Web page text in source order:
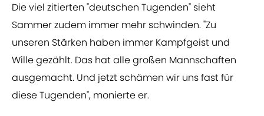
Die viel zitierten "deutschen Tugenden" sieht
Sammer zudem immer mehr schwinden. "Zu
unseren Stärken haben immer Kampfgeist und
Wille gezählt. Das hat alle großen Mannschaften
ausgemacht. Und jetzt schämen wir uns fast für
diese Tugenden", monierte er.